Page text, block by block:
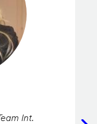
Int.